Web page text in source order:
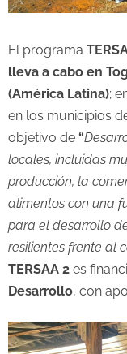
El programa
lleva a cabo en
(América Latina);
en los municipios
objetivo de “
locales, incluidas
producción, la
alimentos con una
para el desarrollo
resilientes frente al
TERSAA 2 es
Desarrollo, con